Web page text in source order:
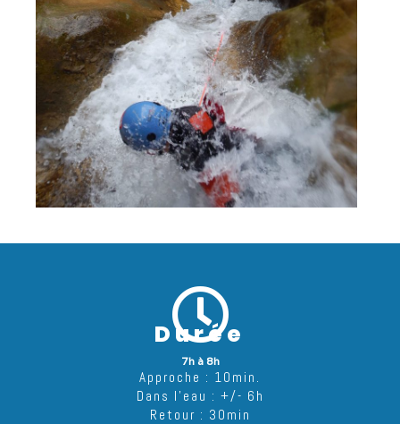
Durée
7h à 8h
Approche : 10min.
Dans l’eau : +/- 6h
Retour : 30min